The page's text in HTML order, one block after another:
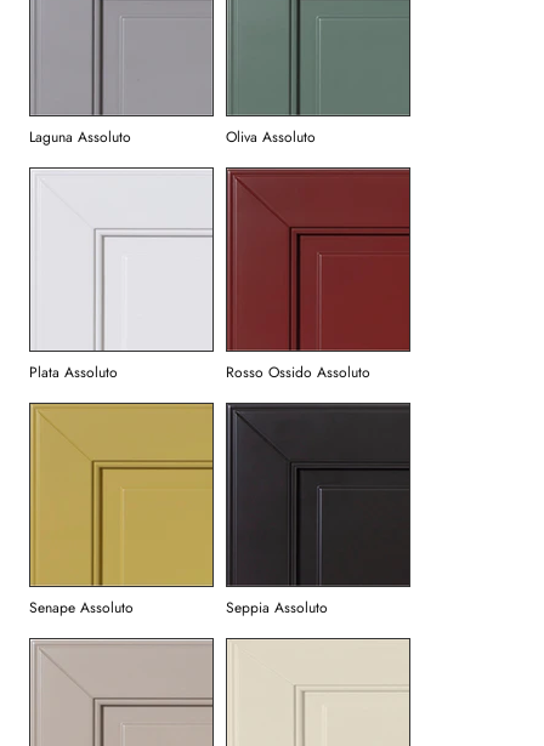
Laguna Assoluto Oliva Assoluto
Plata Assoluto Rosso Ossido Assoluto
Senape Assoluto Seppia Assoluto